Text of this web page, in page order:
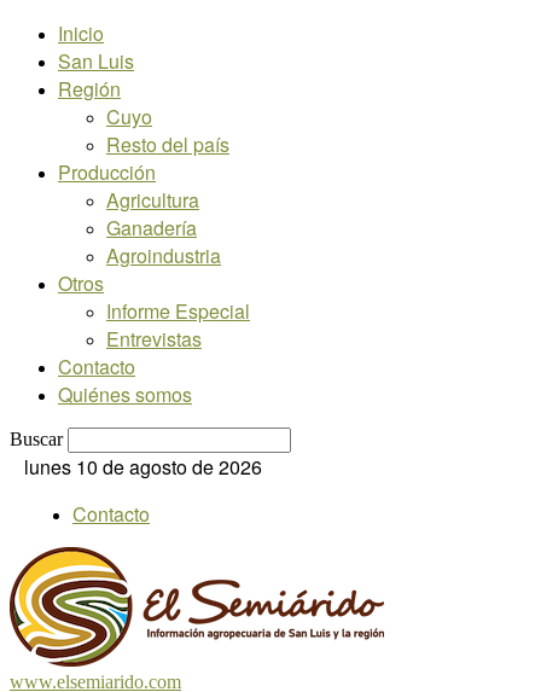
Inicio
San Luis
Región
Cuyo
Resto del país
Producción
Agricultura
Ganadería
Agroindustria
Otros
Informe Especial
Entrevistas
Contacto
Quiénes somos
Buscar
lunes 10 de agosto de 2026
Contacto
www.elsemiarido.com